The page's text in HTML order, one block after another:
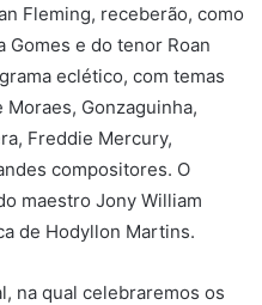
Fleming, receberão, como
Gomes e do tenor Roan
eclético, com temas
Gonzaguinha,
Freddie Mercury,
compositores. O
maestro Jony William
de Hodyllon Martins.
na qual celebraremos os